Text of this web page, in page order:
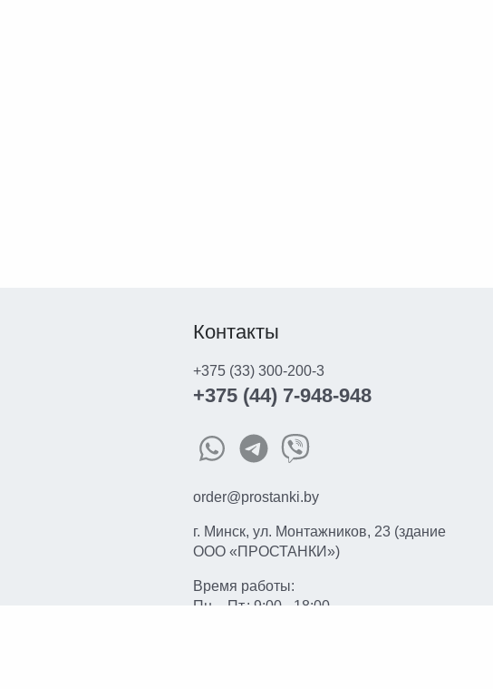
Контакты
+375 (33) 300-200-3
+375 (44) 7-948-948
order@prostanki.by
г. Минск, ул. Монтажников, 23 (здание
ООО «ПРОСТАНКИ»)
Время работы:
Пн. - Пт.: 9:00 - 18:00